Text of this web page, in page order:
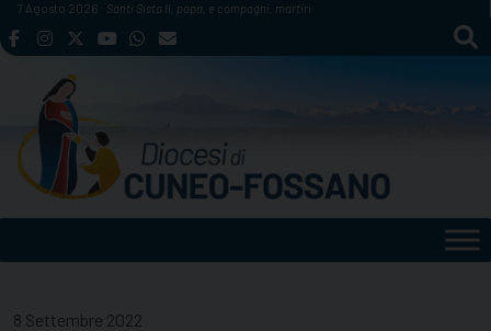
Skip
to
7 Agosto 2026 Santi Sisto II, papa, e compagni, martiri
8 Settembre 2022